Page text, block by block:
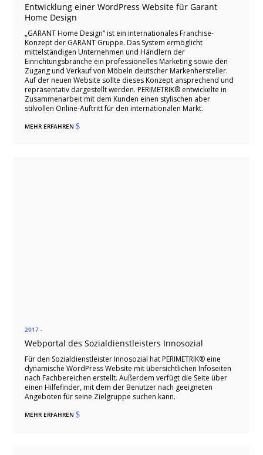
Entwicklung einer WordPress Website für Garant
Home Design
„GARANT Home Design“ ist ein internationales Franchise-
Konzept der GARANT Gruppe. Das System ermöglicht
mittelständigen Unternehmen und Händlern der
Einrichtungsbranche ein professionelles Marketing sowie den
Zugang und Verkauf von Möbeln deutscher Markenhersteller.
Auf der neuen Website sollte dieses Konzept ansprechend und
repräsentativ dargestellt werden. PERIMETRIK® entwickelte in
Zusammenarbeit mit dem Kunden einen stylischen aber
stilvollen Online-Auftritt für den internationalen Markt.
MEHR ERFAHREN$
2017 -
Webportal des Sozialdienstleisters Innosozial
Für den Sozialdienstleister Innosozial hat PERIMETRIK® eine
dynamische WordPress Website mit übersichtlichen Infoseiten
nach Fachbereichen erstellt. Außerdem verfügt die Seite über
einen Hilfefinder, mit dem der Benutzer nach geeigneten
Angeboten für seine Zielgruppe suchen kann.
MEHR ERFAHREN$